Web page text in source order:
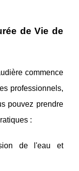
de Vie de
commence
professionnels,
pouvez prendre
:
de l'eau et